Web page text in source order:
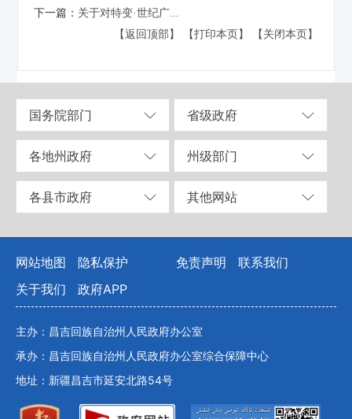
下一篇： 关于对特变·世纪广...
【返回顶部】
【打印本页】 【关闭本页】
国务院部门 省级政府
各地州政府 州级部门
各县市政府 其他网站
网站地图 隐私保护 免责声明
联系我们
关于我们
政府APP
主办：昌吉回族自治州人民政府办公室
承办：昌吉回族自治州人民政府办公室综合保障中心
地址：新疆昌吉市延安北路54号